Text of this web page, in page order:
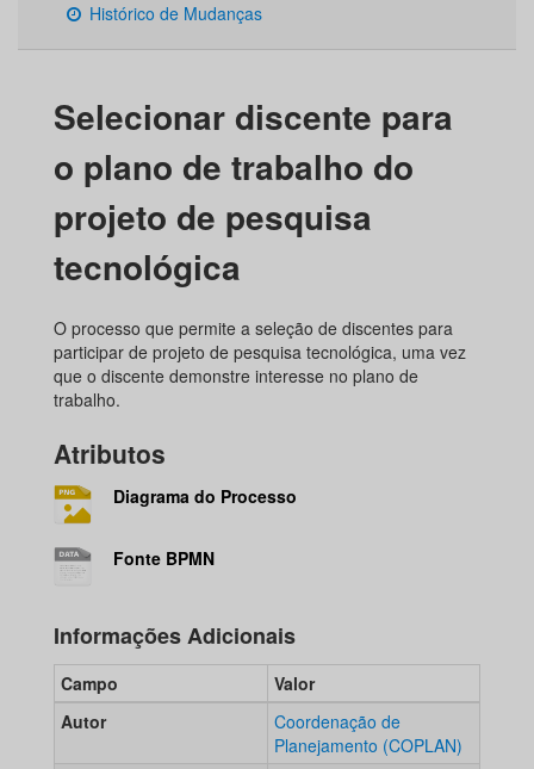
Histórico de Mudanças
Selecionar discente para
o plano de trabalho do
projeto de pesquisa
tecnológica
O processo que permite a seleção de discentes para
participar de projeto de pesquisa tecnológica, uma vez
que o discente demonstre interesse no plano de
trabalho.
Atributos
Diagrama do Processo
Fonte BPMN
Informações Adicionais
Campo
Valor
Autor
Coordenação de
Planejamento (COPLAN)